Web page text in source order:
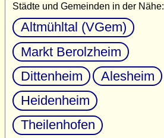
Städte und Gemeinden in der Nähe:
Altmühltal (VGem)
Markt Berolzheim
Dittenheim
Alesheim
Heidenheim
Theilenhofen